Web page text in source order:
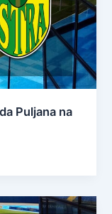
Puljana na